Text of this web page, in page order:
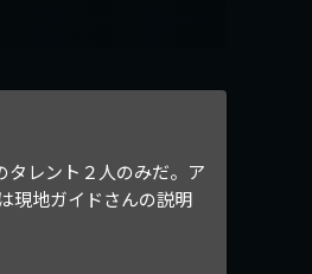
タレント２人のみだ。ア
現地ガイドさんの説明